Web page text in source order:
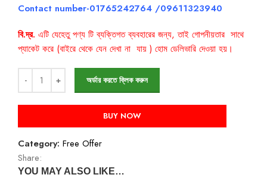
Contact number-01765242764 /09611323940
বি.দ্র. এটি যেহেতু পণ্য টি ব্যক্তিগত ব্যবহারের জন্য, তাই গোপনীয়তার সাথে
প্যাকেট করে (বাইরে থেকে যেন দেখা না যায় ) হোম ডেলিভারি দেওয়া হয়।
অর্ডার করতে ক্লিক করুন
BUY NOW
Category: Free Offer
Share:
YOU MAY ALSO LIKE…